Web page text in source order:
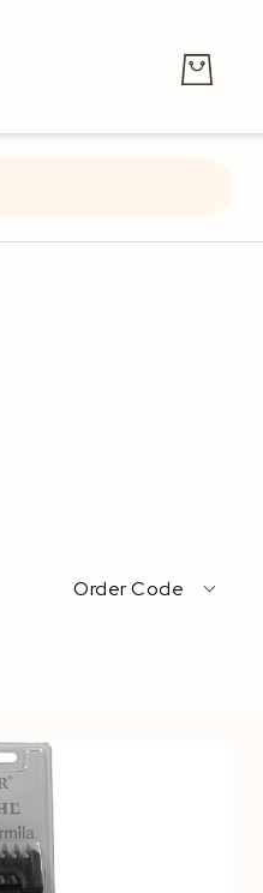
Order Code